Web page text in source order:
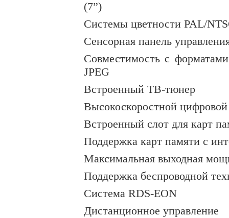
(7”)
Системы цветности PAL/
Сенсорная панель
Совместимость с
JPEG
Встроенный ТВ-тюнер
Высокоскоростной
Встроенный слот для карт
Поддержка карт памяти с
Максимальная выходная
Поддержка беспроводной
Система RDS-EON
Дистанционное управление